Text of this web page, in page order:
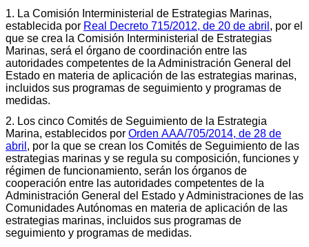
1. La Comisión Interministerial de Estrategias Marinas,
establecida por Real Decreto 715/2012, de 20 de abril , por el
que se crea la Comisión Interministerial de Estrategias
Marinas, será el órgano de coordinación entre las
autoridades competentes de la Administración General del
Estado en materia de aplicación de las estrategias marinas,
incluidos sus programas de seguimiento y programas de
medidas.
2. Los cinco Comités de Seguimiento de la Estrategia
Marina, establecidos por Orden AAA/705/2014, de 28 de
abril , por la que se crean los Comités de Seguimiento de las
estrategias marinas y se regula su composición, funciones y
régimen de funcionamiento, serán los órganos de
cooperación entre las autoridades competentes de la
Administración General del Estado y Administraciones de las
Comunidades Autónomas en materia de aplicación de las
estrategias marinas, incluidos sus programas de
seguimiento y programas de medidas.